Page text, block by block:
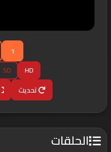
1
HD
SD
تحديث
الحلقات